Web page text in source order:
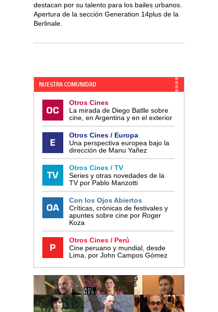
destacan por su talento para los bailes urbanos.
Apertura de la sección Generation 14plus de la
Berlinale.
NUESTRA COMUNIDAD
Otros Cines
La mirada de Diego Batlle sobre
cine, en Argentina y en el exterior
Otros Cines / Europa
Una perspectiva europea bajo la
dirección de Manu Yañez
Otros Cines / TV
Series y otras novedades de la
TV por Pablo Manzotti
Con los Ojos Abiertos
Críticas, crónicas de festivales y
apuntes sobre cine por Roger
Koza
Otros Cines / Perú
Cine peruano y mundial, desde
Lima, por John Campos Gómez